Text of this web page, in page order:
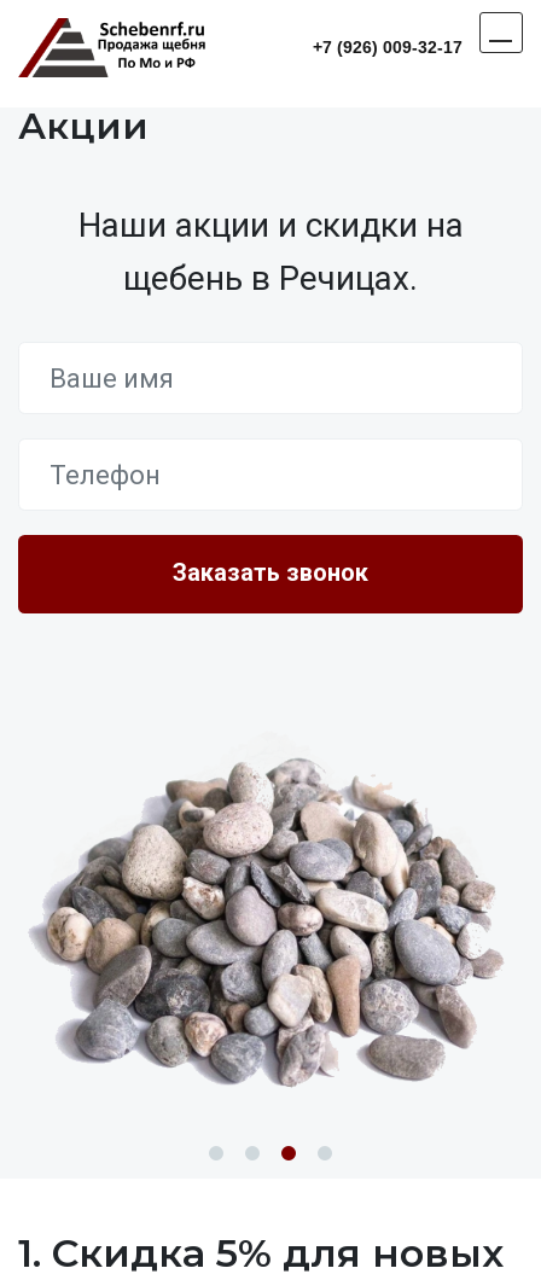
+7 (926) 009-32-17
Акции
Наши акции и скидки на
щебень в Речицах.
1. Скидка 5% для новых